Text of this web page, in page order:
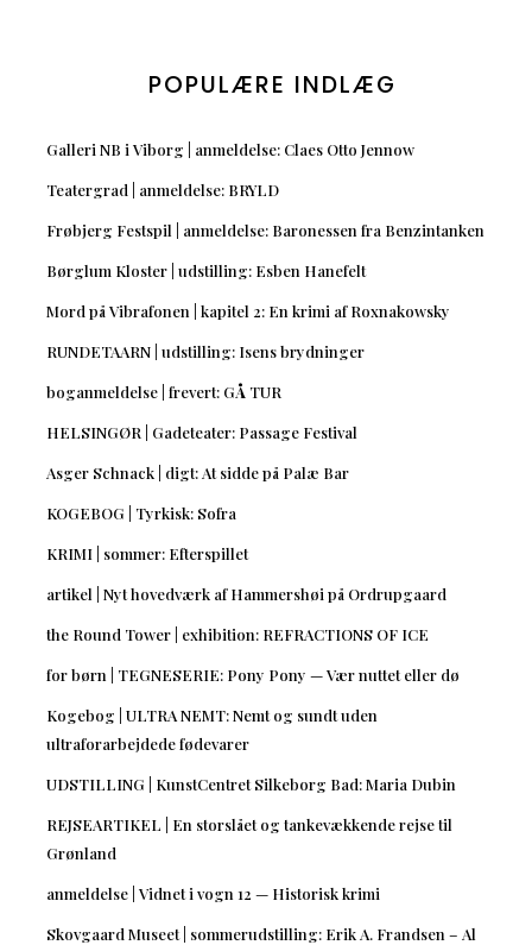
POPULÆRE INDLÆG
Galleri NB i Viborg | anmeldelse: Claes Otto Jennow
Teatergrad | anmeldelse: BRYLD
Frøbjerg Festspil | anmeldelse: Baronessen fra Benzintanken
Børglum Kloster | udstilling: Esben Hanefelt
Mord på Vibrafonen | kapitel 2: En krimi af Roxnakowsky
RUNDETAARN | udstilling: Isens brydninger
boganmeldelse | frevert: GÅ TUR
HELSINGØR | Gadeteater: Passage Festival
Asger Schnack | digt: At sidde på Palæ Bar
KOGEBOG | Tyrkisk: Sofra
KRIMI | sommer: Efterspillet
artikel | Nyt hovedværk af Hammershøi på Ordrupgaard
the Round Tower | exhibition: REFRACTIONS OF ICE
for børn | TEGNESERIE: Pony Pony — Vær nuttet eller dø
Kogebog | ULTRA NEMT: Nemt og sundt uden
ultraforarbejdede fødevarer
UDSTILLING | KunstCentret Silkeborg Bad: Maria Dubin
REJSEARTIKEL | En storslået og tankevækkende rejse til
Grønland
anmeldelse | Vidnet i vogn 12 — Historisk krimi
Skovgaard Museet | sommerudstilling: Erik A. Frandsen – Al